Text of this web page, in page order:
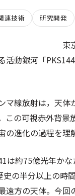
連技術 研究開発
東
活動銀河「
マ線放射は，天
この可視赤外背
の進化の過程を理
は約75億光年か
史の半分以上の時
遠方の天体。今